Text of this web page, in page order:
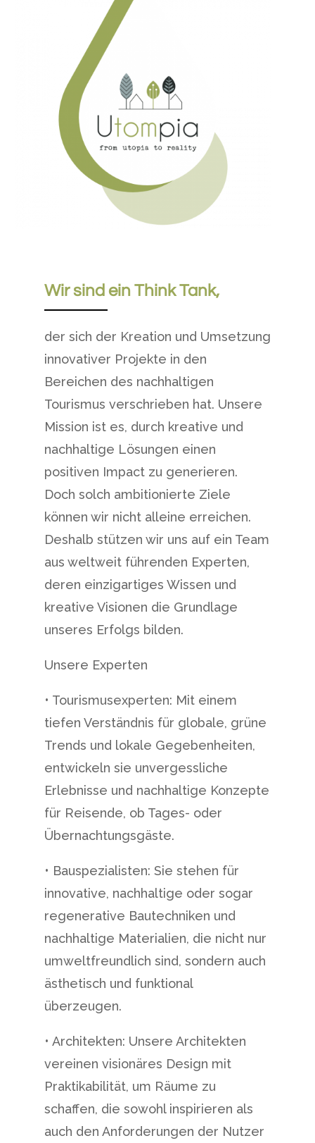
Wir sind ein Think Tank,
der sich der Kreation und Umsetzung
innovativer Projekte in den
Bereichen des nachhaltigen
Tourismus verschrieben hat. Unsere
Mission ist es, durch kreative und
nachhaltige Lösungen einen
positiven Impact zu generieren.
Doch solch ambitionierte Ziele
können wir nicht alleine erreichen.
Deshalb stützen wir uns auf ein Team
aus weltweit führenden Experten,
deren einzigartiges Wissen und
kreative Visionen die Grundlage
unseres Erfolgs bilden.
Unsere Experten
• Tourismusexperten: Mit einem
tiefen Verständnis für globale, grüne
Trends und lokale Gegebenheiten,
entwickeln sie unvergessliche
Erlebnisse und nachhaltige Konzepte
für Reisende, ob Tages- oder
Übernachtungsgäste.
• Bauspezialisten: Sie stehen für
innovative, nachhaltige oder sogar
regenerative Bautechniken und
nachhaltige Materialien, die nicht nur
umweltfreundlich sind, sondern auch
ästhetisch und funktional
überzeugen.
• Architekten: Unsere Architekten
vereinen visionäres Design mit
Praktikabilität, um Räume zu
schaffen, die sowohl inspirieren als
auch den Anforderungen der Nutzer